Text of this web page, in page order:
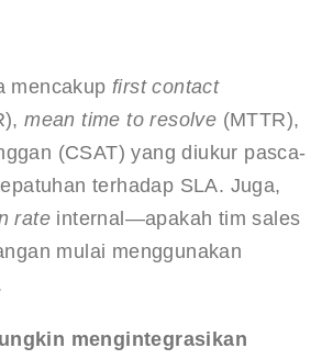
mencakup first contact
mean time to resolve (MTTR),
(CSAT) yang diukur pasca-
terhadap SLA. Juga,
rate internal—apakah tim sales
mulai menggunakan
mengintegrasikan